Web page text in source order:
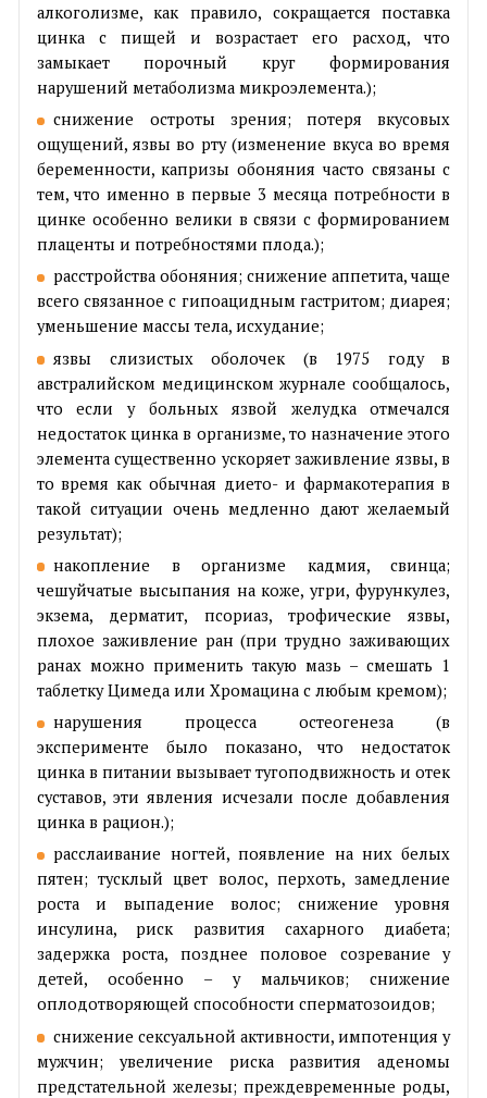
алкоголизме, как правило, сокращается поставка
цинка с пищей и возрастает его расход, что
замыкает порочный круг формирования
нарушений метаболизма микроэлемента.);
снижение остроты зрения; потеря вкусовых
ощущений, язвы во рту (изменение вкуса во время
беременности, капризы обоняния часто связаны с
тем, что именно в первые 3 месяца потребности в
цинке особенно велики в связи с формированием
плаценты и потребностями плода.);
расстройства обоняния; снижение аппетита, чаще
всего связанное с гипоацидным гастритом; диарея;
уменьшение массы тела, исхудание;
язвы слизистых оболочек (в 1975 году в
австралийском медицинском журнале сообщалось,
что если у больных язвой желудка отмечался
недостаток цинка в организме, то назначение этого
элемента существенно ускоряет заживление язвы, в
то время как обычная дието- и фармакотерапия в
такой ситуации очень медленно дают желаемый
результат);
накопление в организме кадмия, свинца;
чешуйчатые высыпания на коже, угри, фурункулез,
экзема, дерматит, псориаз, трофические язвы,
плохое заживление ран (при трудно заживающих
ранах можно применить такую мазь – смешать 1
таблетку Цимеда или Хромацина с любым кремом);
нарушения процесса остеогенеза (в
эксперименте было показано, что недостаток
цинка в питании вызывает тугоподвижность и отек
суставов, эти явления исчезали после добавления
цинка в рацион.);
расслаивание ногтей, появление на них белых
пятен; тусклый цвет волос, перхоть, замедление
роста и выпадение волос; снижение уровня
инсулина, риск развития сахарного диабета;
задержка роста, позднее половое созревание у
детей, особенно – у мальчиков; снижение
оплодотворяющей способности сперматозоидов;
снижение сексуальной активности, импотенция у
мужчин; увеличение риска развития аденомы
предстательной железы; преждевременные роды,